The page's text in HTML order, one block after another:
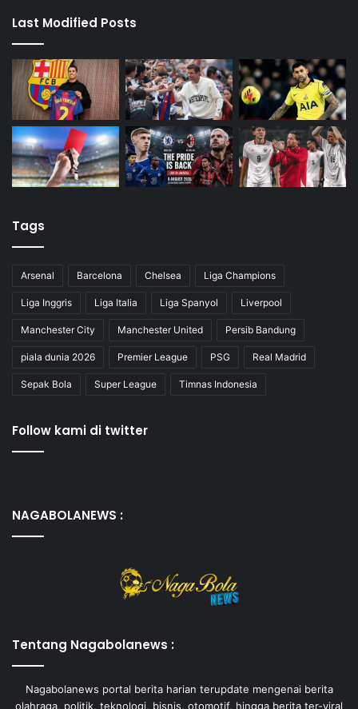
Last Modified Posts
Tags
Arsenal Barcelona Chelsea Liga Champions
Liga Inggris Liga Italia Liga Spanyol Liverpool
Manchester City Manchester United Persib Bandung
piala dunia 2026 Premier League PSG Real Madrid
Sepak Bola Super League Timnas Indonesia
Follow kami di twitter
NAGABOLANEWS :
Tentang Nagabolanews :
Nagabolanews portal berita harian terupdate mengenai berita
olahraga, politik, teknologi, bisnis, otomotif, hingga berita ter-viral